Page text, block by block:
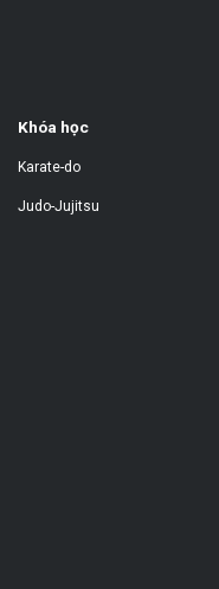
Khóa học
Karate-do
Judo-Jujitsu